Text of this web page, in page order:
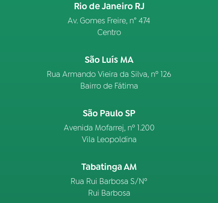
Rio de Janeiro RJ
Av. Gomes Freire, n° 474
Centro
São Luís MA
Rua Armando Vieira da Silva, nº 126
Bairro de Fátima
São Paulo SP
Avenida Mofarrej, nº 1.200
Vila Leopoldina
Tabatinga AM
Rua Rui Barbosa S/Nº
Rui Barbosa